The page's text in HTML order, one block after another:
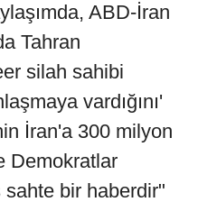
ABD-İran
Tahran
silah sahibi
vardığını'
İran'a 300 milyon
Demokratlar
sahte bir haberdir"